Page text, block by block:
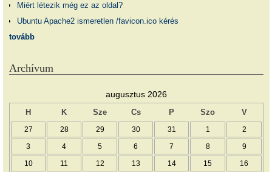
Miért létezik még ez az oldal?
Ubuntu Apache2 ismeretlen /favicon.ico kérés
tovább
Archívum
augusztus 2026
H K Sze Cs P Szo V
27 28 29 30 31 1 2
3 4 5 6 7 8 9
10 11 12 13 14 15 16